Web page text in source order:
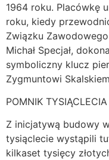
1964 roku. Placówkę
roku, kiedy
Związku
Michał Specjał,
symboliczny klucz
Zygmuntowi
POMNIK TYSIĄCLECIA
Z inicjatywą budowy
tysiąclecie wystąpili
kilkaset tysięcy